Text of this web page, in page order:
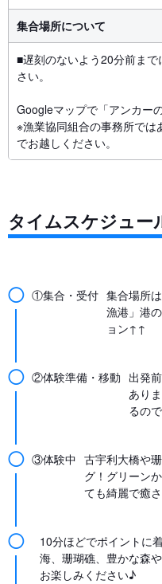
集合場所について
■遅刻のないよう20分前ま
さい。
Googleマップで「アンカー
※漁業協同組合の事務所で
でお越しください。
タイムスケジュー
◯ ①集合・受付 集合場所
漁港」港
ョン↑↑
◯ ②体験準備・移動 出発
あり
るの
◯ ③体験中 古宇利大橋や
グ！グリーン
ても綺麗で癒
◯
10分ほどでポイントに
海、珊瑚礁、豊かな森
お楽しみください♪